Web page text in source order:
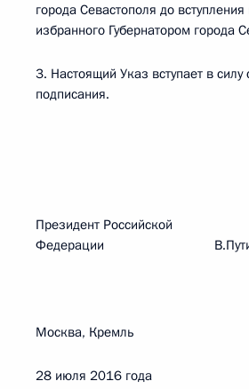
города Севастополя до
избранного Губернатором города
3. Настоящий Указ вступает в силу
подписания.
Президент Российской
Федерации
Москва, Кремль
28 июля 2016 года